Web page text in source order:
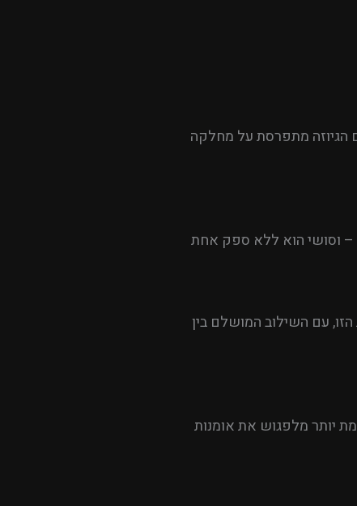
הגיוזה מתפרסת על מחלקה
– וסושי הוא ללא ספק אחת
הזו, עם השילוב המושלם בין
יותר מלפגוש את אומנות